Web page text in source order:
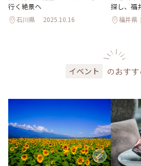
行く絶景へ
石川県 2025.10.16
探し、福
福井県
イベント のおす